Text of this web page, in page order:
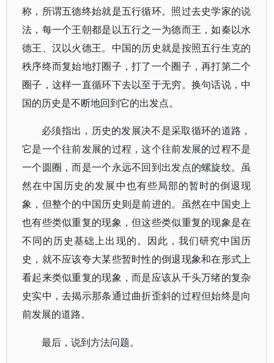
称，所谓五德终始就是五行循环。照过去史学家的说
法，每一个王朝都是以五行之一为德而王，如秦以水
德王、汉以火德王。中国的历史就是按照五行生克的
秩序终而复始地打圈子，打了一个圈子，再打第二个
圈子，这样一直循环下去以至于无穷。换句话说，中
国的历史是不断地回到它的出发点。
必须指出，历史的发展决不是采取循环的道路，
它是一个往前发展的过程，这个往前发展的过程不是
一个圆圈，而是一个永远不回到出发点的螺旋纹。虽
然在中国历史的发展中也有些局部的暂时的倒退现
象，但整个的中国历史则是前进的。虽然在中国史上
也有些类似重复的现象，但这些类似重复的现象是在
不同的历史基础上出现的。因此，我们研究中国历
史，就不应该夸大某些暂时性的倒退现象和在形式上
看起来类似重复的现象，而是应该从千头万绪的复杂
史实中，去揭示那条通过曲折歪斜的过程但始终是向
前发展的道路。
最后，说到方法问题。